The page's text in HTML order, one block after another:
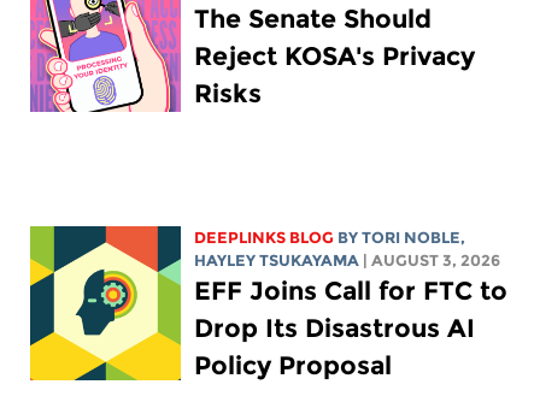
The Senate Should
Reject KOSA's Privacy
Risks
DEEPLINKS BLOG BYTORI NOBLE,
HAYLEY TSUKAYAMA | AUGUST 3, 2026
EFF Joins Call for FTC to
Drop Its Disastrous AI
Policy Proposal